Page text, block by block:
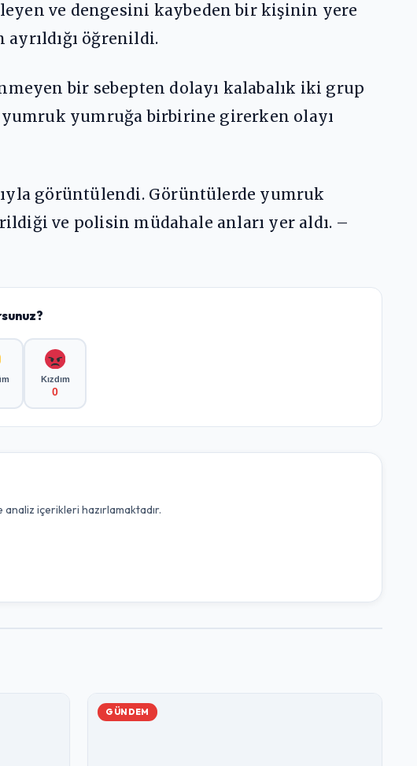
ve dengesini kaybeden bir kişinin yere
öğrenildi.
bir sebepten dolayı kalabalık iki grup
yumruk yumruğa birbirine girerken olayı
görüntülendi. Görüntülerde yumruk
ve polisin müdahale anları yer aldı. –
Kızdım
0
analiz içerikleri hazırlamaktadır.
GÜNDEM